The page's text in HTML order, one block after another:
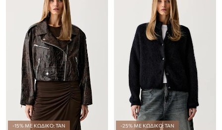
-15% ΜΕ ΚΩΔΙΚΟ: TAN -25% ΜΕ ΚΩΔΙΚΟ: TAN